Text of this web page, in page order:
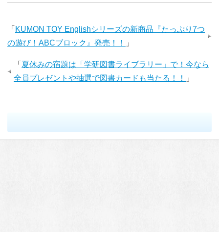
「 KUMON TOY Englishシリーズの新商品『たっぷり7つ
の遊び！ABCブロック』発売！！
」
「 夏休みの宿題は「学研図書ライブラリー」で！今なら
全員プレゼントや抽選で図書カードも当たる！！
」